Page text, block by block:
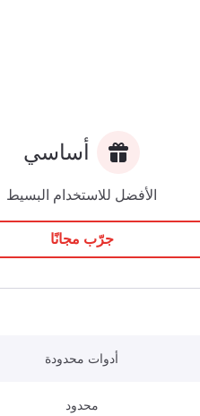
أساسي
الأفضل للاستخدام البسيط
جرّب مجانًا
أدوات محدودة
محدود